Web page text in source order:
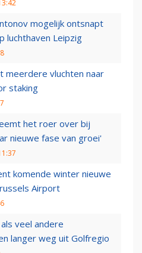
mogelijk ontsnapt
luchthaven Leipzig
meerdere vluchten naar
staking
het roer over bij
nieuwe fase van groei'
komende winter nieuwe
Airport
veel andere
langer weg uit Golfregio